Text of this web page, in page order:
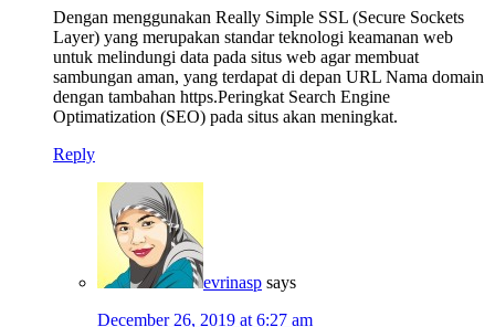
Dengan menggunakan Really Simple SSL (Secure Sockets
Layer) yang merupakan standar teknologi keamanan web
untuk melindungi data pada situs web agar membuat
sambungan aman, yang terdapat di depan URL Nama domain
dengan tambahan https.Peringkat Search Engine
Optimatization (SEO) pada situs akan meningkat.
Reply
evrinasp says
December 26, 2019 at 6:27 am